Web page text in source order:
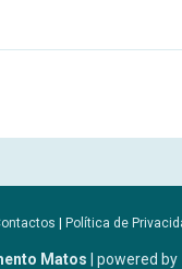
| Política de
Matos | powered by